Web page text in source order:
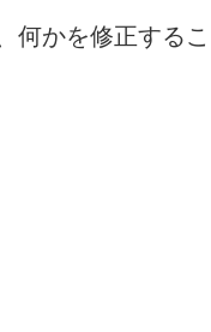
何かを修正するこ